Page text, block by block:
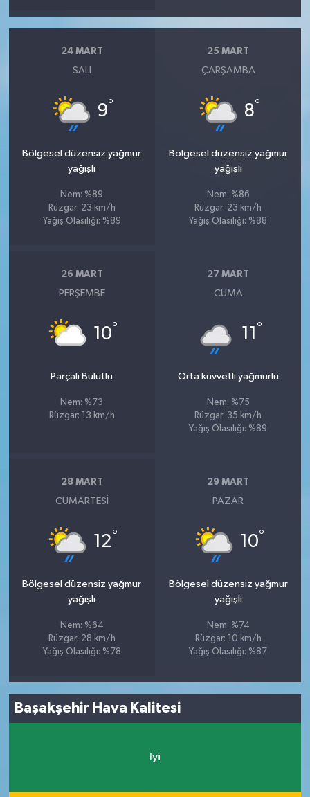
24 MART
SALI
9°
Bölgesel düzensiz yağmur
yağışlı
Nem: %89
Rüzgar: 23 km/h
Yağış Olasılığı: %89
25 MART
ÇARŞAMBA
8°
Bölgesel düzensiz yağmur
yağışlı
Nem: %86
Rüzgar: 23 km/h
Yağış Olasılığı: %88
26 MART
PERŞEMBE
10°
Parçalı Bulutlu
Nem: %73
Rüzgar: 13 km/h
27 MART
CUMA
11 °
Orta kuvvetli yağmurlu
Nem: %75
Rüzgar: 35 km/h
Yağış Olasılığı: %89
28 MART
CUMARTESI
12°
Bölgesel düzensiz yağmur
yağışlı
Nem: %64
Rüzgar: 28 km/h
Yağış Olasılığı: %78
29 MART
PAZAR
10°
Bölgesel düzensiz yağmur
yağışlı
Nem: %74
Rüzgar: 10 km/h
Yağış Olasılığı: %87
Başakşehir Hava Kalitesi
İyi